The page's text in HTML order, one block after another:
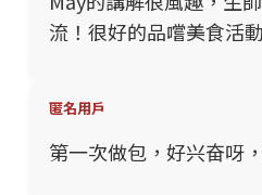
流！很好的品嚐美食活動
匿名用戶
第一次做包，好兴奋呀